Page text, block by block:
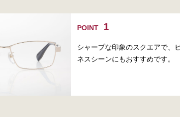
POINT
シャープな印象のスクエアで、
ネスシーンにもおすすめです。